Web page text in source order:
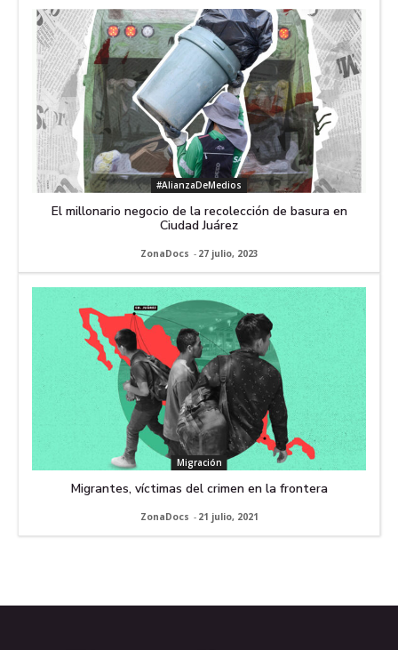
#AlianzaDeMedios
El millonario negocio de la recolección de basura en
Ciudad Juárez
ZonaDocs - 27 julio, 2023
Migración
Migrantes, víctimas del crimen en la frontera
ZonaDocs - 21 julio, 2021